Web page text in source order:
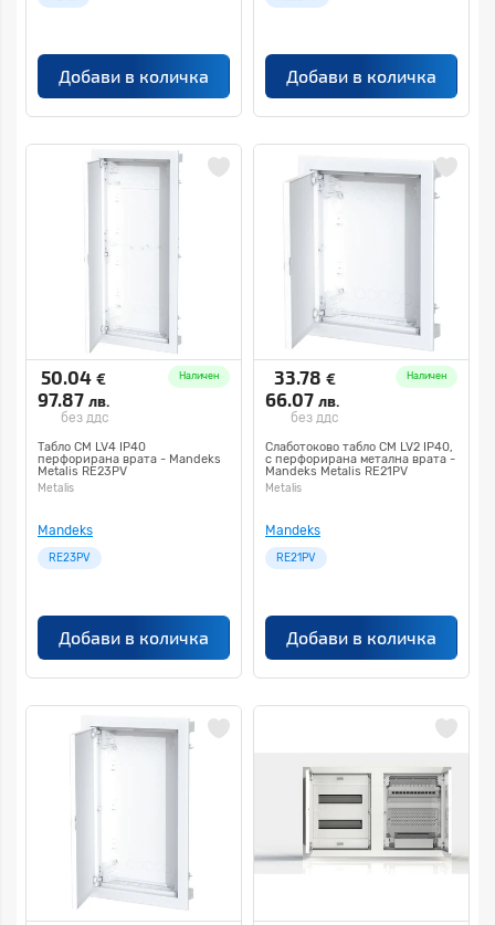
Добави в количка Добави в количка
50.04 €
97.87 лв.
без ддс
Наличен
Табло СМ LV4 IP40
перфорирана врата - Mandeks
Metalis RE23PV
Metalis
Mandeks
RE23PV
Добави в количка
33.78 €
66.07 лв.
без ддс
Наличен
Слаботоково табло CM LV2 IP40,
с перфорирана метална врата -
Mandeks Metalis RE21PV
Metalis
Mandeks
RE21PV
Добави в количка